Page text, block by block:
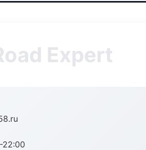
Expert
22:00